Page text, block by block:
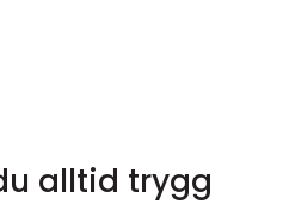
alltid trygg